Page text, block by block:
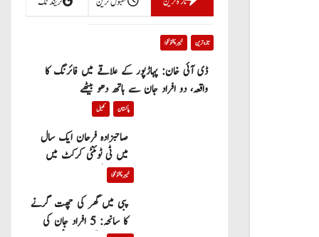
تازہ ترین خیبر پختونخوا
ڈی آئی خان: پہاڑپور کے علاقے میں فائرنگ کا
واقعہ، دو افراد جان سے ہاتھ دھو بیٹھے
پاکستان کھیل
صاحبزادہ فرحان ایک سال
میں ٹی ٹوئنٹی کرکٹ میں
100 چھکے لگانے والے پہلے
پاکستانی بیٹر بن گئے
خیبر پختونخوا
پبی میں گھر کی چھت گرنے
کا سانحہ: 5 افراد جان کی